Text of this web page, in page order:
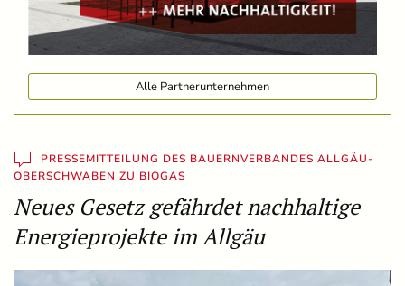
Alle Partnerunternehmen
PRESSEMITTEILUNG DES BAUERNVERBANDES ALLGÄU-
OBERSCHWABEN ZU BIOGAS
Neues Gesetz gefährdet nachhaltige
Energieprojekte im Allgäu